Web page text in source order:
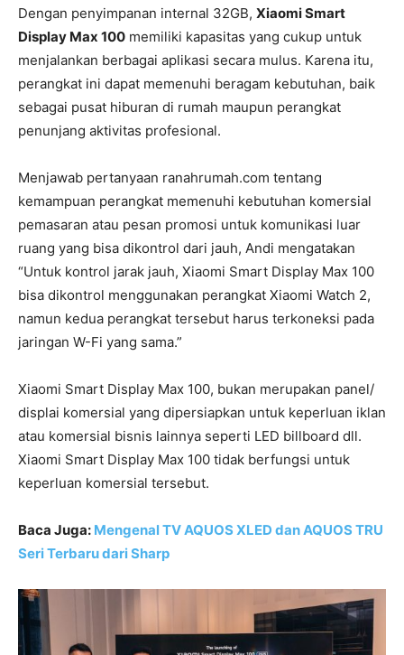
Dengan penyimpanan internal 32GB, Xiaomi Smart
Display Max 100 memiliki kapasitas yang cukup untuk
menjalankan berbagai aplikasi secara mulus. Karena itu,
perangkat ini dapat memenuhi beragam kebutuhan, baik
sebagai pusat hiburan di rumah maupun perangkat
penunjang aktivitas profesional.
Menjawab pertanyaan ranahrumah.com tentang
kemampuan perangkat memenuhi kebutuhan komersial
pemasaran atau pesan promosi untuk komunikasi luar
ruang yang bisa dikontrol dari jauh, Andi mengatakan
“Untuk kontrol jarak jauh, Xiaomi Smart Display Max 100
bisa dikontrol menggunakan perangkat Xiaomi Watch 2,
namun kedua perangkat tersebut harus terkoneksi pada
jaringan W-Fi yang sama.”
Xiaomi Smart Display Max 100, bukan merupakan panel/
displai komersial yang dipersiapkan untuk keperluan iklan
atau komersial bisnis lainnya seperti LED billboard dll.
Xiaomi Smart Display Max 100 tidak berfungsi untuk
keperluan komersial tersebut.
Baca Juga: Mengenal TV AQUOS XLED dan AQUOS TRU
Seri Terbaru dari Sharp